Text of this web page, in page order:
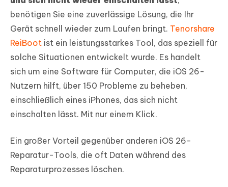
benötigen Sie eine zuverlässige Lösung, die Ihr
Gerät schnell wieder zum Laufen bringt. Tenorshare
ReiBoot ist ein leistungsstarkes Tool, das speziell für
solche Situationen entwickelt wurde. Es handelt
sich um eine Software für Computer, die iOS 26-
Nutzern hilft, über 150 Probleme zu beheben,
einschließlich eines iPhones, das sich nicht
einschalten lässt. Mit nur einem Klick.
Ein großer Vorteil gegenüber anderen iOS 26-
Reparatur-Tools, die oft Daten während des
Reparaturprozesses löschen.